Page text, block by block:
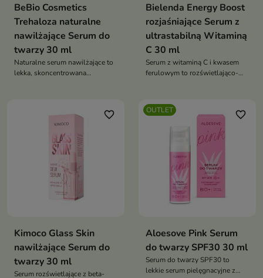
BeBio Cosmetics
Trehaloza naturalne
nawilżające Serum do
twarzy 30 ml
Naturalne serum nawilżające to
lekka, skoncentrowana
Bielenda Energy Boost
rozjaśniające Serum z
ultrastabilną Witaminą
C 30 ml
Serum z witaminą C i kwasem
ferulowym to rozświetlająco-
przebarwienia i przywraca
skórze świeży, promienny
favorite_border
Kimoco Glass Skin
nawilżające Serum do
twarzy 30 ml
Serum rozświetlające z beta-
OUTLET favorite_border
Aloesove Pink Serum
do twarzy SPF30 30 ml
Serum do twarzy SPF30 to
lekkie serum pielęgnacyjne z